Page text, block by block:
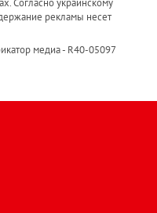
рекламы несет
медиа - R40-05097